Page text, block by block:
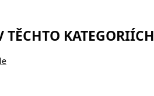
TĚCHTO KATEGORIÍCH